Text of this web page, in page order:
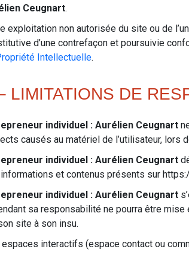
Ceugnart.
exploitation non autorisée du site ou de
d’une contrefaçon et poursuivie
Intellectuelle.
LIMITATIONS DE
individuel : Aurélien Ceugnart
causés au matériel de l’utilisateur, lors
individuel : Aurélien Ceugnart
et contenus présents sur
individuel : Aurélien Ceugnart
sa responsabilité ne pourra être
site à son insu.
espaces interactifs (espace contact ou